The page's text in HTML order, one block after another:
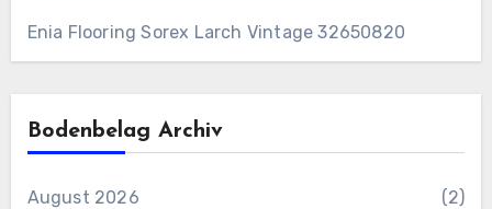
Enia Flooring Sorex ​Larch Vintage 32650820
Bodenbelag Archiv
August 2026 (2)